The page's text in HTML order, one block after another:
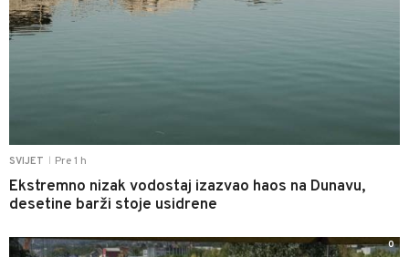
SVIJET Pre 1 h
Ekstremno nizak vodostaj izazvao haos na Dunavu,
desetine barži stoje usidrene
0